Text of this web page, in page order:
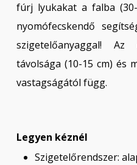
fúrj lyukakat a falba
nyomófecskendő
szigetelőanyaggal!
távolsága (10-15 cm) és
vastagságától függ.
Legyen kéznél
Szigetelőrendszer: